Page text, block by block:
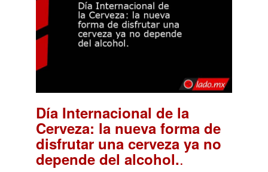
Día Internacional de la
Cerveza: la nueva forma de
disfrutar una cerveza ya no
depende del alcohol..